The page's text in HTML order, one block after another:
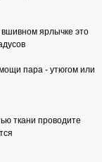
ярлычке это
пара - утюгом или
ткани проводите